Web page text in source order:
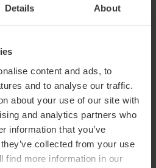
Details About
content and ads, to
and to analyse our traffic.
about your use of our site with
and analytics partners who
information that you’ve
collected from your use
find more information in our